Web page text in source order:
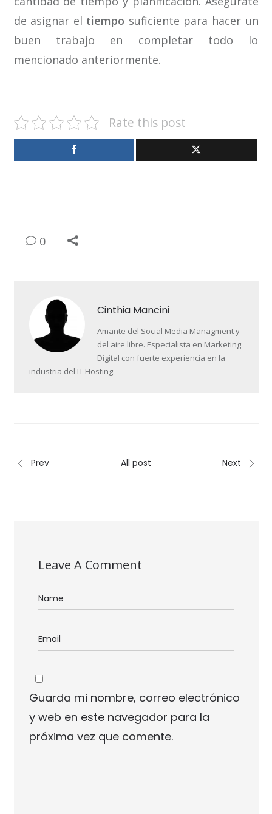
de asignar el tiempo suficiente para hacer un
buen trabajo en completar todo lo
mencionado anteriormente.
Rate this post
0
Cinthia Mancini
Amante del Social Media Managment y
del aire libre. Especialista en Marketing
Digital con fuerte experiencia en la
industria del IT Hosting.
Prev All post Next
Leave A Comment
Guarda mi nombre, correo electrónico
y web en este navegador para la
próxima vez que comente.